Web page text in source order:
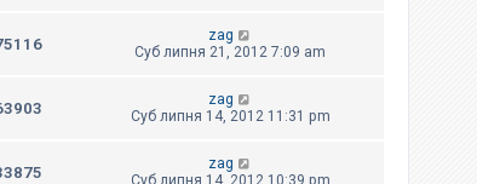
zag
Суб липня 21, 2012 7:09 am
zag
Суб липня 14, 2012 11:31 pm
zag
Суб липня 14, 2012 10:39 pm